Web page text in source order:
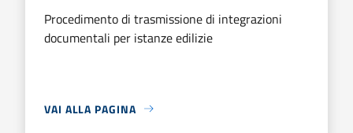
Procedimento di trasmissione di integrazioni
documentali per istanze edilizie
VAI ALLA PAGINA